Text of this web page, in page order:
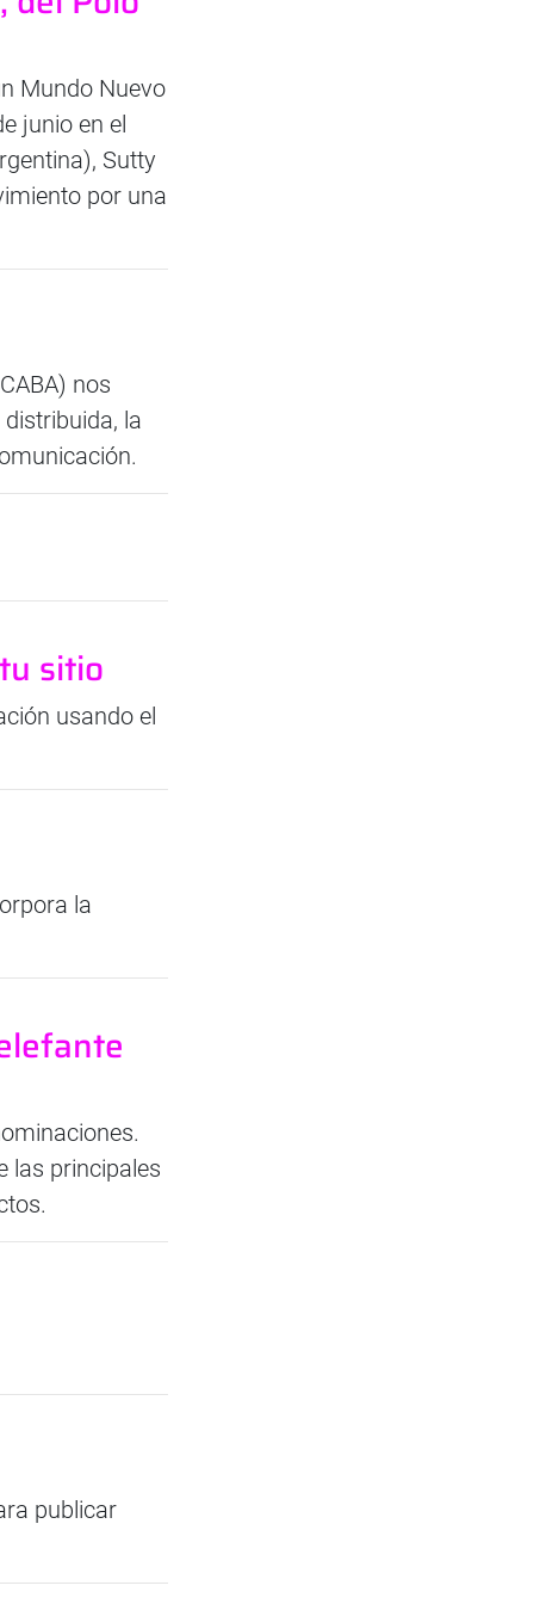
Mundo Nuevo
junio en el
Sutty
por una
nos
la
sitio
usando el
la
las principales
publicar